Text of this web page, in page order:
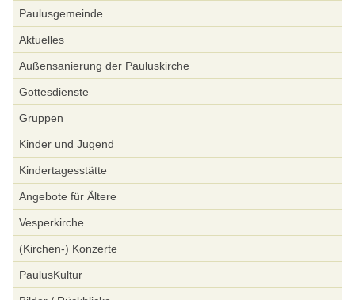
Paulusgemeinde
Aktuelles
Außensanierung der Pauluskirche
Gottesdienste
Gruppen
Kinder und Jugend
Kindertagesstätte
Angebote für Ältere
Vesperkirche
(Kirchen-) Konzerte
PaulusKultur